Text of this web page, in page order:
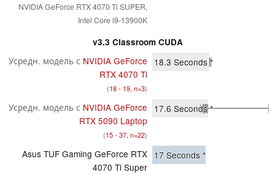
NVIDIA GeForce RTX 4070 Ti SUPER,
Intel Core i9-13900K
v3.3 Classroom CUDA
Усредн. модель с NVIDIA GeForce
RTX 4070 Ti
(18 - 19, n=3)
18.3 Seconds *
Усредн. модель с NVIDIA GeForce
RTX 5090 Laptop
(15 - 37, n=22)
17.6 Seconds *
Asus TUF Gaming GeForce RTX
4070 Ti Super
17 Seconds *